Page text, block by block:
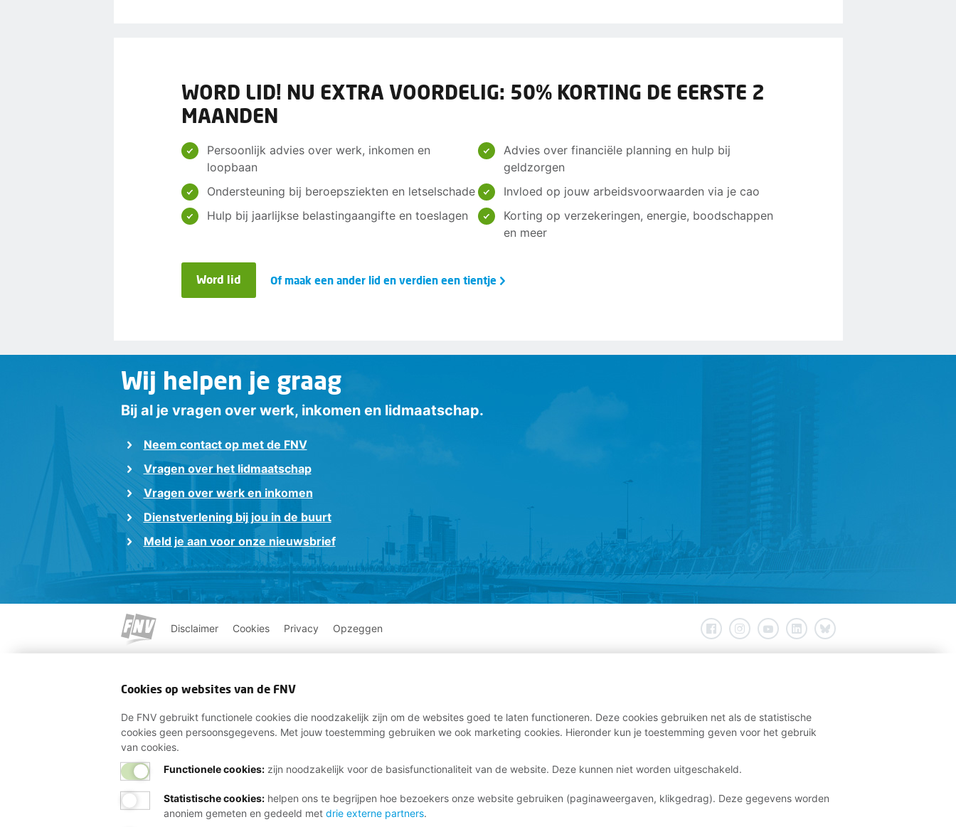
WORD LID! NU EXTRA VOORDELIG: 50% KORTING DE EERSTE 2
MAANDEN
Persoonlijk advies over werk, inkomen en
loopbaan
Advies over financiële planning en hulp bij
geldzorgen
Ondersteuning bij beroepsziekten en letselschade
Invloed op jouw arbeidsvoorwaarden via je cao
Hulp bij jaarlijkse belastingaangifte en toeslagen
Korting op verzekeringen, energie, boodschappen
en meer
Word lid Of maak een ander lid en verdien een tientje
Wij helpen je graag
Bij al je vragen over werk, inkomen en lidmaatschap.
Neem contact op met de FNV
Vragen over het lidmaatschap
Vragen over werk en inkomen
Dienstverlening bij jou in de buurt
Meld je aan voor onze nieuwsbrief
Disclaimer Cookies Privacy Opzeggen
Cookies op websites van de FNV
De FNV gebruikt functionele cookies die noodzakelijk zijn om de websites goed te laten functioneren. Deze cookies gebruiken net als de statistische
cookies geen persoonsgegevens. Met jouw toestemming gebruiken we ook marketing cookies. Hieronder kun je toestemming geven voor het gebruik
van cookies.
Functionele cookies:zijn noodzakelijk voor de basisfunctionaliteit van de website. Deze kunnen niet worden uitgeschakeld.
Statistische cookies: helpen ons te begrijpen hoe bezoekers onze website gebruiken (paginaweergaven, klikgedrag). Deze gegevens worden
anoniem gemeten en gedeeld met drie externe partners.